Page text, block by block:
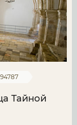
94787
Тайной